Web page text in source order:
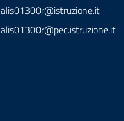
alis01300r@istruzione.it
alis01300r@pec.istruzione.it